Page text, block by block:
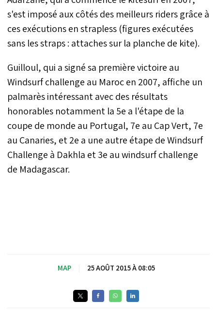
s'est imposé aux côtés des meilleurs riders grâce à
ces exécutions en strapless (figures exécutées
sans les straps : attaches sur la planche de kite).
Guilloul, qui a signé sa première victoire au
Windsurf challenge au Maroc en 2007, affiche un
palmarès intéressant avec des résultats
honorables notamment la 5e a l'étape de la
coupe de monde au Portugal, 7e au Cap Vert, 7e
au Canaries, et 2e a une autre étape de Windsurf
Challenge à Dakhla et 3e au windsurf challenge
de Madagascar.
MAP 25 AOÛT 2015 À 08:05